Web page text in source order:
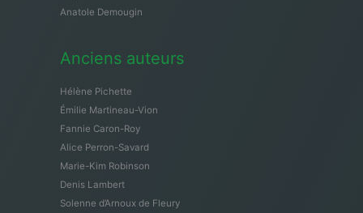
Anatole Demougin
Anciens auteurs
Hélène Pichette
Émilie Martineau-Vion
Fannie Caron-Roy
Alice Perron-Savard
Marie-Kim Robinson
Denis Lambert
Solenne d’Arnoux de Fleury